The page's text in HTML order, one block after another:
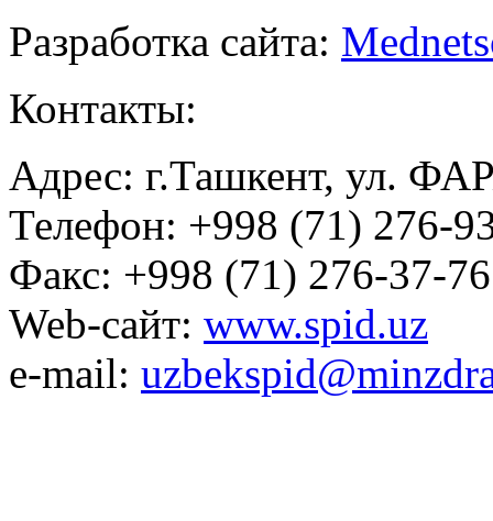
Разработка сайта:
Контакты:
Адрес: г.Ташкент, ул.
Телефон: +998 (71) 276-
Факс: +998 (71) 276-37-76
Web-сайт: www.spid.uz
e-mail: